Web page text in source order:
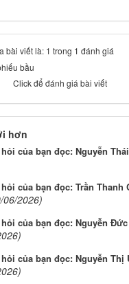
bài viết là: 1 trong 1 đánh giá
bầu
Click để đánh giá bài viết
hơn
của bạn đọc: Nguyễn
của bạn đọc: Trần
06/2026)
của bạn đọc: Nguyễn
của bạn đọc: Nguyễn Thị